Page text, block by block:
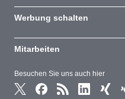
Besuchen Sie uns auch hier
Werbung schalten
Mitarbeiten